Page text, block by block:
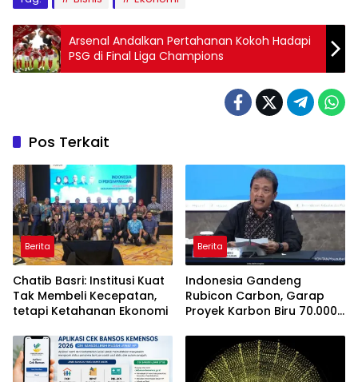
Arsenal Andalkan Pertahanan Kokoh Hadapi
PSG di Final Liga Champions
Pos Terkait
Berita
Chatib Basri: Institusi Kuat
Tak Membeli Kecepatan,
tetapi Ketahanan Ekonomi
Berita
Indonesia Gandeng
Rubicon Carbon, Garap
Proyek Karbon Biru 70.000